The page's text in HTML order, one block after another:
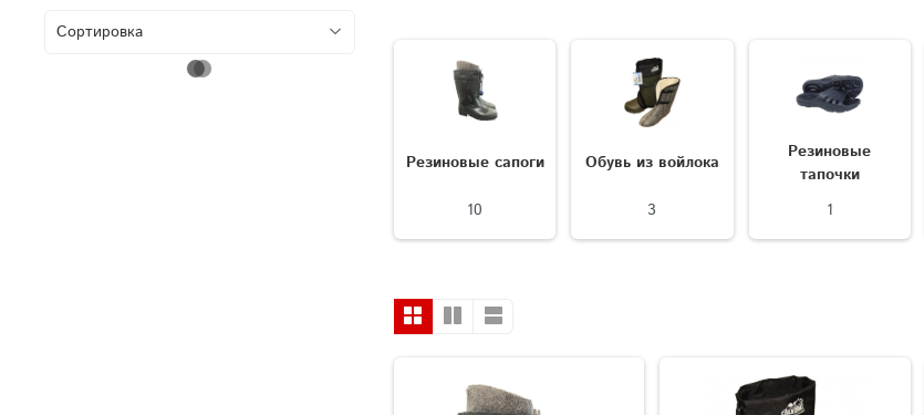
Резиновые сапоги
10
Обувь из войлока
3
Резиновые
тапочки
1